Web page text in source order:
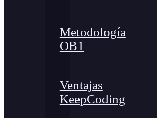
Metodología
OB1
Ventajas
KeepCoding